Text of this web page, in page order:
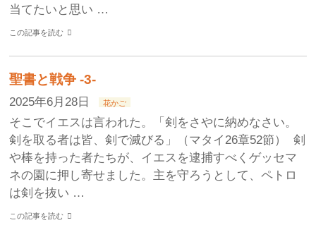
当てたいと思い …
この記事を読む
聖書と戦争 -3-
2025年6月28日 花かご
そこでイエスは言われた。「剣をさやに納めなさい。
剣を取る者は皆、剣で滅びる」（マタイ26章52節） 剣
や棒を持った者たちが、イエスを逮捕すべくゲッセマ
ネの園に押し寄せました。主を守ろうとして、ペトロ
は剣を抜い …
この記事を読む